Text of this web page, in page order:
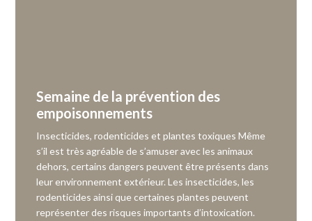
Semaine de la prévention des
empoisonnements
Insecticides, rodenticides et plantes toxiques Même
s’il est très agréable de s’amuser avec les animaux
dehors, certains dangers peuvent être présents dans
leur environnement extérieur. Les insecticides, les
rodenticides ainsi que certaines plantes peuvent
représenter des risques importants d’intoxication.